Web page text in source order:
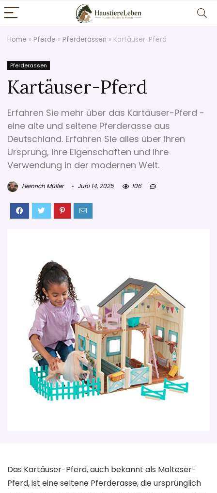
Home » Pferde » Pferderassen » Kartäuser-Pferd
Pferderassen
Kartäuser-Pferd
Erfahren Sie mehr über das Kartäuser-Pferd -
eine alte und seltene Pferderasse aus
Deutschland. Erfahren Sie alles über ihren
Ursprung, ihre Eigenschaften und ihre
Verwendung in der modernen Welt.
Heinrich Müller Juni 14, 2025 106
Das Kartäuser-Pferd, auch bekannt als Malteser-
Pferd, ist eine seltene Pferderasse, die ursprünglich